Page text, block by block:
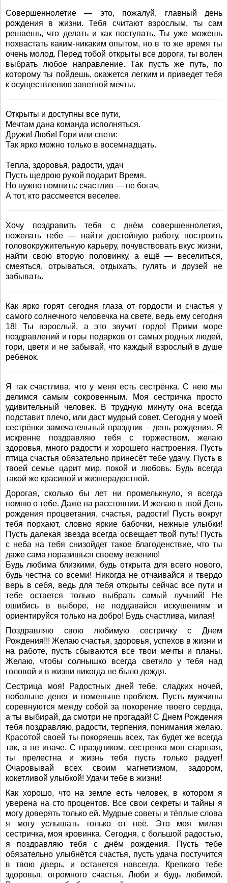
Совершеннолетие — это, пожалуй, главный день
рождения в жизни. Тебя считают взрослым, ты сам
решаешь, что делать и как поступать. Ты уже можешь
похвастать каким-никаким опытом, но в то же время ты
очень молод. Перед тобой открыты все дороги, ты волен
выбрать любое направление. Так пусть же путь, по
которому ты пойдешь, окажется легким и приведет тебя
к осуществлению заветной мечты.
Открыты и доступны все пути,
Мечтам дана команда исполняться.
Дружи! Люби! Гори или свети:
Так ярко можно только в восемнадцать.
Тепла, здоровья, радости, удач
Пусть щедрою рукой подарит Время.
Но нужно помнить: счастлив — не богач,
А тот, кто рассмеется веселее.
Хочу поздравить тебя с днём совершеннолетия,
пожелать тебе — найти достойную работу, построить
головокружительную карьеру, почувствовать вкус жизни,
найти свою вторую половинку, а ещё — веселиться,
смеяться, отрываться, отдыхать, гулять и друзей не
забывать.
Как ярко горят сегодня глаза от гордости и счастья у
самого солнечного человечка на свете, ведь ему сегодня
18! Ты взрослый, а это звучит гордо! Прими море
поздравлений и горы подарков от самых родных людей,
гори, цвети и не забывай, что каждый взрослый в душе
ребенок.
Я так счастлива, что у меня есть сестрёнка. С нею мы
делимся самым сокровенным. Моя сестричка просто
удивительный человек. В трудную минуту она всегда
подставит плечо, или даст мудрый совет. Сегодня у моей
сестрёнки замечательный праздник – день рождения. Я
искренне поздравляю тебя с торжеством, желаю
здоровья, много радости и хорошего настроения. Пусть
птица счастья обязательно принесёт тебе удачу. Пусть в
твоей семье царит мир, покой и любовь. Будь всегда
такой же красивой и жизнерадостной.
Дорогая, сколько бы лет ни промелькнуло, я всегда
помню о тебе. Даже на расстоянии. И желаю в твой День
рождения процветания, счастья, радости! Пусть вокруг
тебя порхают, словно яркие бабочки, нежные улыбки!
Пусть далекая звезда всегда освещает твой путь! Пусть
с неба на тебя снизойдет такое благоденствие, что ты
даже сама поразишься своему везению!
Будь любима близкими, будь открыта для всего нового,
будь честна со всеми! Никогда не отчаивайся и твердо
верь в себя, ведь для тебя открыты сейчас все пути и
тебе остается только выбрать самый лучший! Не
ошибись в выборе, не поддавайся искушениям и
ориентируйся только на добро! Будь счастлива, милая!
Поздравляю свою любимую сестричку с Днем
Рождения!!! Желаю счастья, здоровья, успехов в жизни и
на работе, пусть сбываются все твои мечты и планы.
Желаю, чтобы солнышко всегда светило у тебя над
головой и в жизни никогда не было дождя.
Сестрица моя! Радостных дней тебе, сладких ночей,
побольше денег и поменьше проблем. Пусть мужчины
соревнуются между собой за покорение твоего сердца,
а ты выбирай, да смотри не прогадай! С Днем Рождения
тебя поздравляю, радости, терпения, понимания желаю.
Красотой своей ты покоряешь всех, так будет же всегда
так, а не иначе. С праздником, сестренка моя старшая,
ты прелестна и жизнь тебя пусть только радует!
Очаровывай всех своим магнетизмом, задором,
кокетливой улыбкой! Удачи тебе в жизни!
Как хорошо, что на земле есть человек, в котором я
уверена на сто процентов. Все свои секреты и тайны я
могу доверять только ей. Мудрые советы и тёплые слова
я могу услышать только от неё. Это моя милая
сестричка, моя кровинка. Сегодня, с большой радостью,
я поздравляю тебя с днём рождения. Пусть тебе
обязательно улыбнётся счастья, пусть удача постучится
в твою дверь, и останется навсегда. Крепкого тебе
здоровья, огромного счастья. Люби и будь любимой.